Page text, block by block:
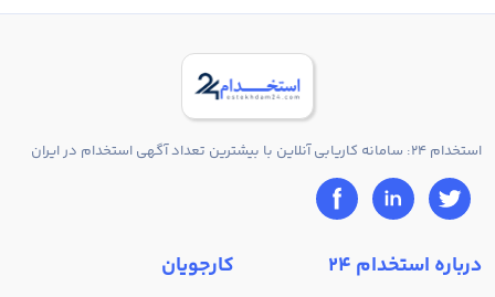
استخدام 24: سامانه کاریابی آنلاین با بیشترین تعداد آگهی استخدام در ایران
درباره استخدام 24 کارجویان